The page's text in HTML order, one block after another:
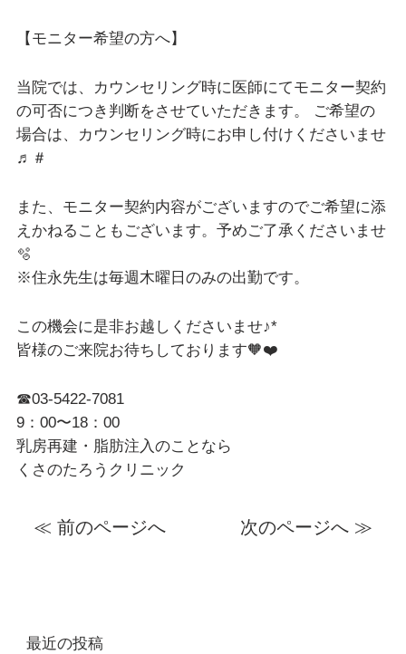
最近の投稿
【モニター希望の方へ】
当院では、カウンセリング時に医師にてモニター契約
の可否につき判断をさせていただきます。 ご希望の
場合は、カウンセリング時にお申し付けくださいませ
♬＃
また、モニター契約内容がございますのでご希望に添
えかねることもございます。予めご了承くださいませ
🫧
※住永先生は毎週木曜日のみの出勤です。
この機会に是非お越しくださいませ♪*
皆様のご来院お待ちしております🧡❤️
☎︎03-5422-7081
9：00〜18：00
乳房再建・脂肪注入のことなら
くさのたろうクリニック
≪ 前のページへ 次のページへ ≫